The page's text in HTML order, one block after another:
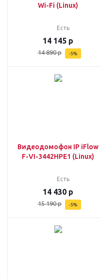
Wi-Fi (Linux)
Есть
14 145 р
14 890р -5%
Видеодомофон IP iFlow
F-VI-3442HPE1 (Linux)
Есть
14 430 р
15 190р -5%